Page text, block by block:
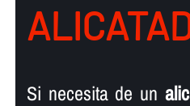
Si necesita de un